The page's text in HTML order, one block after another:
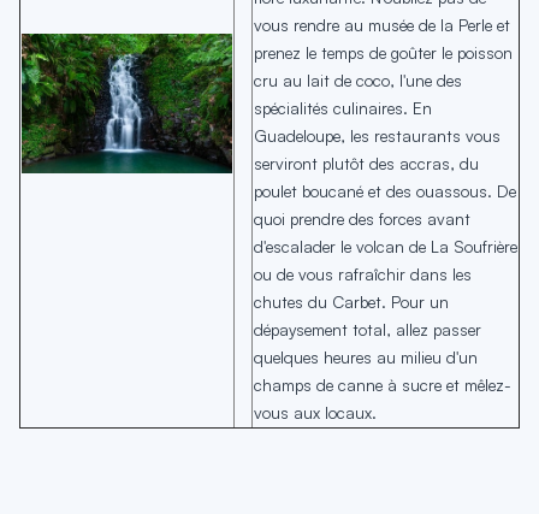
vous rendre au musée de la Perle et
prenez le temps de goûter le poisson
cru au lait de coco, l'une des
spécialités culinaires. En
Guadeloupe, les restaurants vous
serviront plutôt des accras, du
poulet boucané et des ouassous. De
quoi prendre des forces avant
d'escalader le volcan de La Soufrière
ou de vous rafraîchir dans les
chutes du Carbet. Pour un
dépaysement total, allez passer
quelques heures au milieu d'un
champs de canne à sucre et mêlez-
vous aux locaux.